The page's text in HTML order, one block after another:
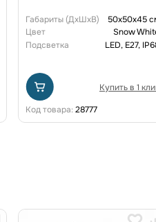
Габариты (ДxШxВ)
50x50x45
Цвет
Snow
Подсветка
LED, E27,
Купить в 1
Код товара: 28777